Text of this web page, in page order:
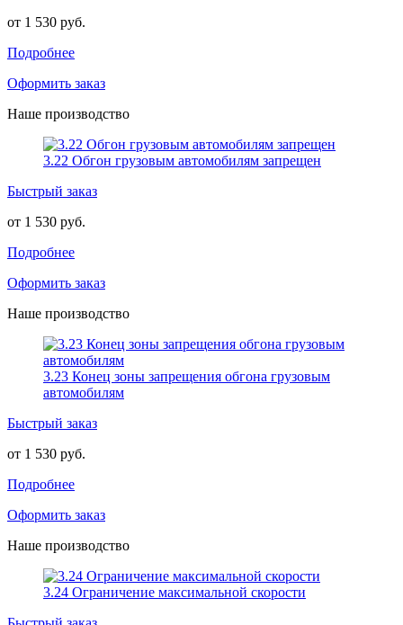
от 1 530 руб.
Подробнее
Оформить заказ
Наше производство
3.22 Обгон грузовым автомобилям запрещен
Быстрый заказ
от 1 530 руб.
Подробнее
Оформить заказ
Наше производство
3.23 Конец зоны запрещения обгона грузовым
автомобилям
Быстрый заказ
от 1 530 руб.
Подробнее
Оформить заказ
Наше производство
3.24 Ограничение максимальной скорости